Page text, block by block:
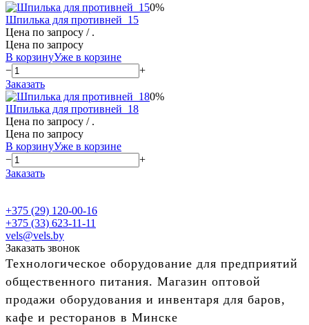
0%
Шпилька для противней_15
Цена по запросу / .
Цена по запросу
В корзинуУже в корзине
−
+
Заказать
0%
Шпилька для противней_18
Цена по запросу / .
Цена по запросу
В корзинуУже в корзине
−
+
Заказать
+375 (29) 120-00-16
+375 (33) 623-11-11
vels@vels.by
Заказать звонок
Технологическое оборудование для предприятий
общественного питания. Магазин оптовой
продажи оборудования и инвентаря для баров,
кафе и ресторанов в Минске